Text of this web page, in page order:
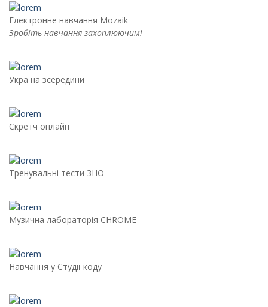
Електронне навчання Mozaik
Зробіть навчання захоплюючим!
Україна зсередини
Скретч онлайн
Тренувальні тести ЗНО
Музична лабораторія CHROME
Навчання у Студії коду